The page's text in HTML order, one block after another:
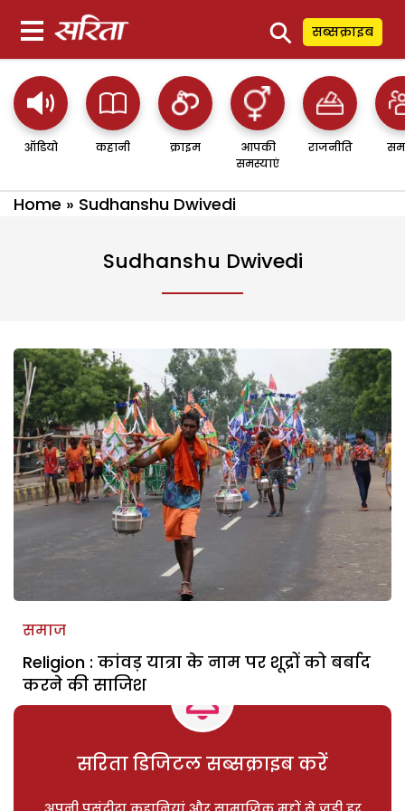
⚲ सब्सक्राइब
ऑडियो कहानी क्राइम
आपकी
समस्याएं
राजनीति
Home » Sudhanshu Dwivedi
Sudhanshu Dwivedi
समाज
Religion : कांवड़ यात्रा के नाम पर शूद्रों को बर्बाद
करने की साजिश
सरिता डिजिटल सब्सक्राइब करें